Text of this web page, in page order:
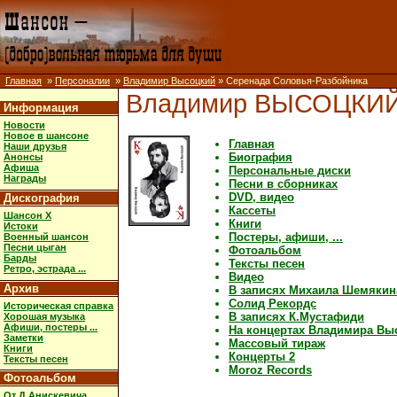
Главная » Персоналии » Владимир Высоцкий » Серенада Соловья-Разбойника
Информация
Новости
Новое в шансоне
Наши друзья
Анонсы
Афиша
Награды
Дискография
Шансон X
Истоки
Военный шансон
Песни цыган
Барды
Ретро, эстрада ...
Архив
Историческая справка
Хорошая музыка
Афиши, постеры ...
Заметки
Книги
Тексты песен
Фотоальбом
Владимир
Главная
Биография
Персональные диски
Песни в сборниках
DVD, видео
Кассеты
Книги
Постеры, афиши, ...
Фотоальбом
Тексты песен
Видео
В записях Михаила
Солид Рекордс
В записях К.Мустафиди
На концертах Владимира
Массовый тираж
Концерты 2
Moroz Records